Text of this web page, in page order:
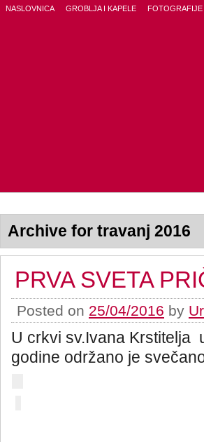
NASLOVNICA GROBLJA I KAPELE FOTOGRAFIJE
Archive for travanj 2016
PRVA SVETA
Posted on 25/04/2016 by
U crkvi sv.Ivana Krstitelja
godine održano je